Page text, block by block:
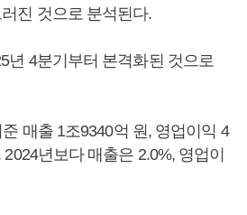
진 것으로 분석된다.
년 4분기부터 본격화된 것으로
매출 1조9340억 원, 영업이익 4
년보다 매출은 2.0%, 영업이